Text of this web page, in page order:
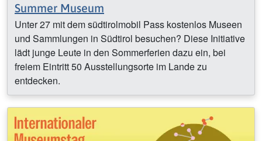
Summer Museum
Unter 27 mit dem südtirolmobil Pass kostenlos Museen
und Sammlungen in Südtirol besuchen? Diese Initiative
lädt junge Leute in den Sommerferien dazu ein, bei
freiem Eintritt 50 Ausstellungsorte im Lande zu
entdecken.